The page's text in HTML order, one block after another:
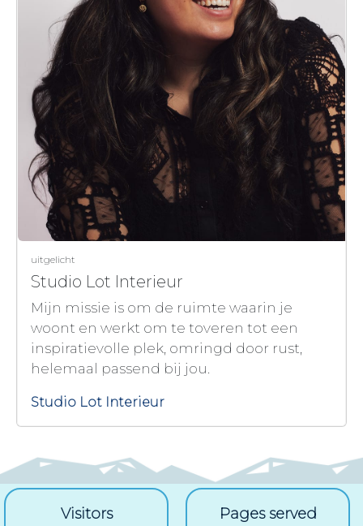
uitgelicht
Studio Lot Interieur
Mijn missie is om de ruimte waarin je
woont en werkt om te toveren tot een
inspiratievolle plek, omringd door rust,
helemaal passend bij jou.
Studio Lot Interieur
Visitors Pages served